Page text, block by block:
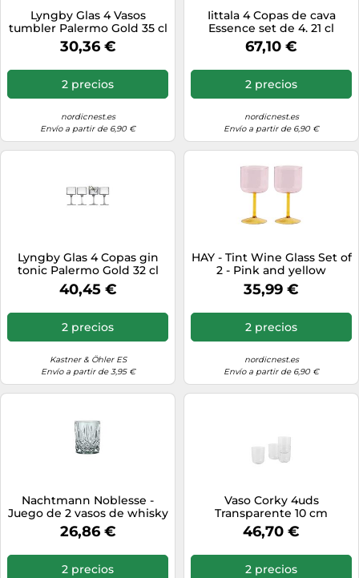
Lyngby Glas 4 Vasos
tumbler Palermo Gold 35 cl
Transparente-oro
30,36 €
2 precios
nordicnest.es
Envío a partir de 6,90 €
Iittala 4 Copas de cava
Essence set de 4. 21 cl
67,10 €
2 precios
nordicnest.es
Envío a partir de 6,90 €
Lyngby Glas 4 Copas gin
tonic Palermo Gold 32 cl
Transparente-oro
40,45 €
2 precios
Kastner & Öhler ES
Envío a partir de 3,95 €
HAY - Tint Wine Glass Set of
2 - Pink and yellow
35,99 €
2 precios
nordicnest.es
Envío a partir de 6,90 €
Nachtmann Noblesse -
Juego de 2 vasos de whisky
de cristal, capacidad aprox.
26,86 €
2 precios
Vaso Corky 4uds
Transparente 10 cm
46,70 €
2 precios